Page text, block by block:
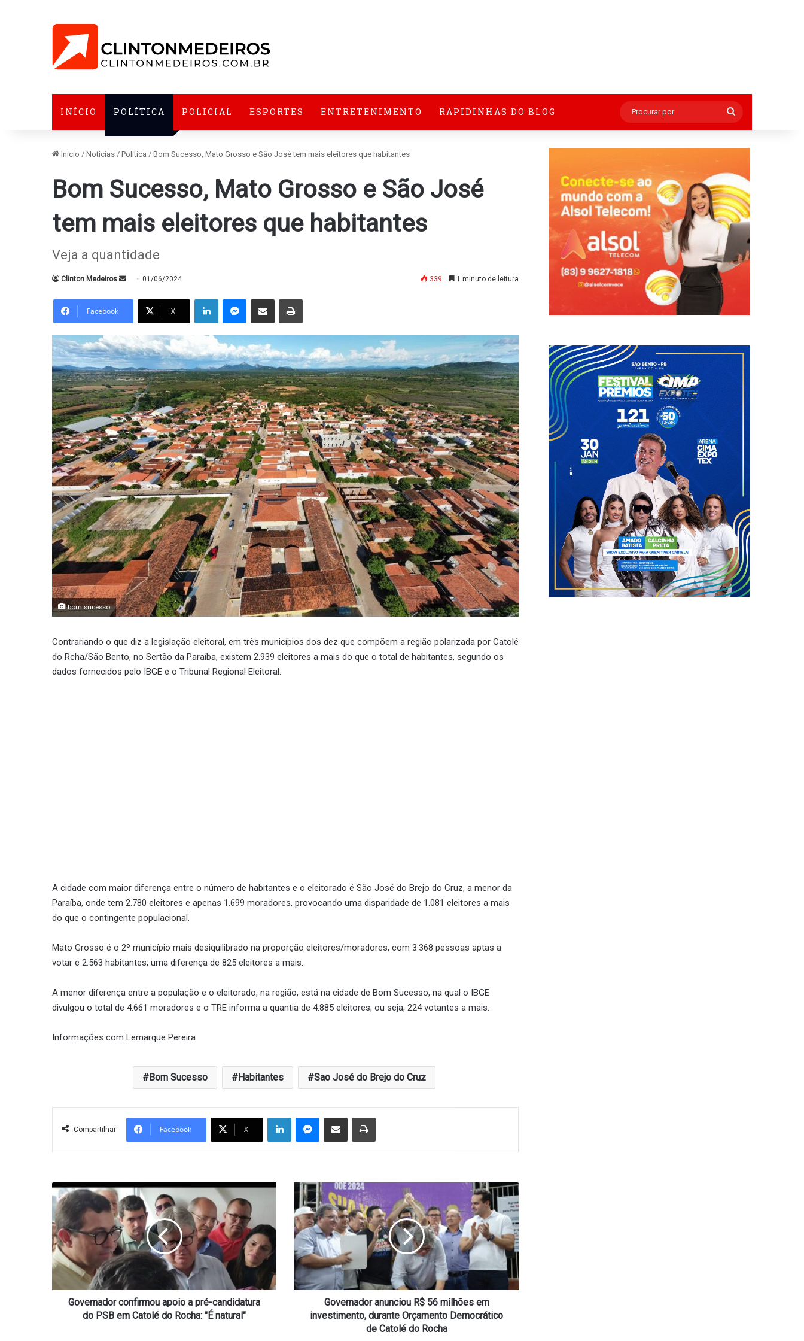
INÍCIO POLÍTICA POLICIAL ESPORTES ENTRETENIMENTO RAPIDINHAS DO BLOG
Procurar
por
Início / Notícias / Política / Bom Sucesso, Mato Grosso e São José tem mais eleitores que habitantes
Bom Sucesso, Mato Grosso e São José
tem mais eleitores que habitantes
Veja a quantidade
Clinton Medeiros
Mande
mail
01/06/2024 339 1 minuto de leitura
Facebook X
LinkedinMessenger
Compartilhar via e-mail Imprimir
bom sucesso
Contrariando o que diz a legislação eleitoral, em três municípios dos dez que compõem a região polarizada por Catolé
do Rcha/São Bento, no Sertão da Paraíba, existem 2.939 eleitores a mais do que o total de habitantes, segundo os
dados fornecidos pelo IBGE e o Tribunal Regional Eleitoral.
A cidade com maior diferença entre o número de habitantes e o eleitorado é São José do Brejo do Cruz, a menor da
Paraíba, onde tem 2.780 eleitores e apenas 1.699 moradores, provocando uma disparidade de 1.081 eleitores a mais
do que o contingente populacional.
Mato Grosso é o 2º município mais desiquilibrado na proporção eleitores/moradores, com 3.368 pessoas aptas a
votar e 2.563 habitantes, uma diferença de 825 eleitores a mais.
A menor diferença entre a população e o eleitorado, na região, está na cidade de Bom Sucesso, na qual o IBGE
divulgou o total de 4.661 moradores e o TRE informa a quantia de 4.885 eleitores, ou seja, 224 votantes a mais.
Informações com Lemarque Pereira
Bom Sucesso Habitantes Sao José do Brejo do Cruz
Compartilhar Facebook X
LinkedinMessenger
Compartilhar via e-mail Imprimir
Governador
confirmou
apoio
a
pré-
candidatura
do
em
CatoléGovernador confirmou apoio a pré-candidatura
do PSB em Catolé do Rocha: "É natural"
Governador
anunciou
R$
56
milhões
em
investimento,
durante
Orçamento
DemocráticoGovernador anunciou R$ 56 milhões em
investimento, durante Orçamento Democrático
de Catolé do Rocha